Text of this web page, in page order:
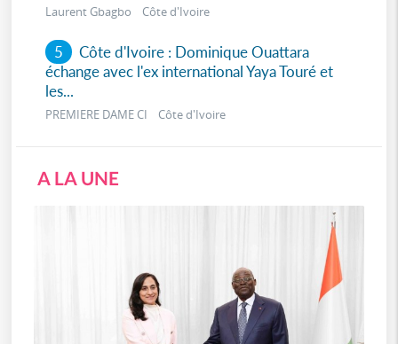
Laurent Gbagbo Côte d'Ivoire
5 Côte d'Ivoire : Dominique Ouattara
échange avec l'ex international Yaya Touré et
les...
PREMIERE DAME CI Côte d'Ivoire
A LA UNE